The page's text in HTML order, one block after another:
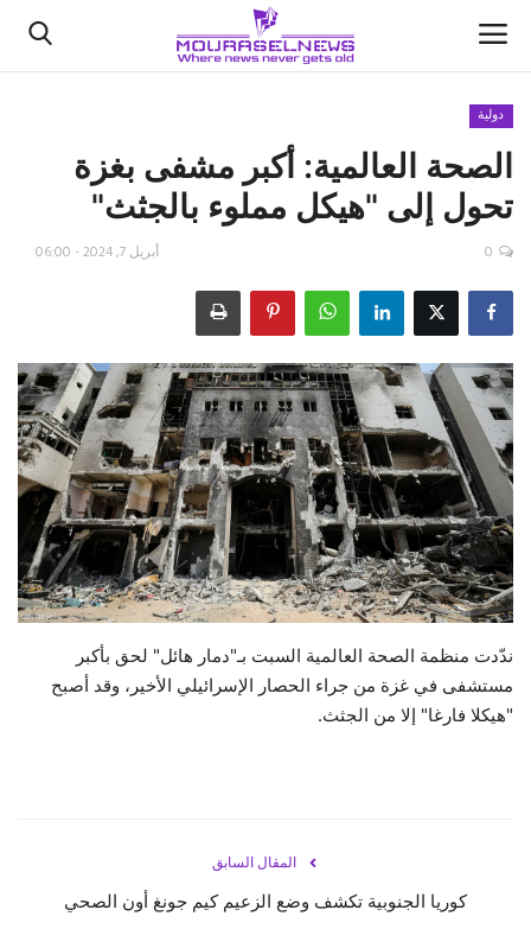
الأخبار
كتّابنا
اقتصاد
علوم وتكنولوجيا
رياضة
فيديو
حياة
دولية
الصحة العالمية: أكبر مشفى بغزة
تحول إلى "هيكل مملوء بالجثث"
أبريل 7, 2024 - 06:00 0
ندّدت منظمة الصحة العالمية السبت بـ"دمار هائل" لحق بأكبر
مستشفى في غزة من جراء الحصار الإسرائيلي الأخير، وقد أصبح
"هيكلا فارغا" إلا من الجثث.
المقال السابق
كوريا الجنوبية تكشف وضع الزعيم كيم جونغ أون الصحي